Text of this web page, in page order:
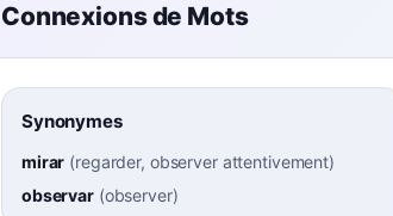
Connexions de Mots
Synonymes
mirar (regarder, observer attentivement)
observar(observer)